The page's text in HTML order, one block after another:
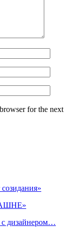
for the next
дизайнером…